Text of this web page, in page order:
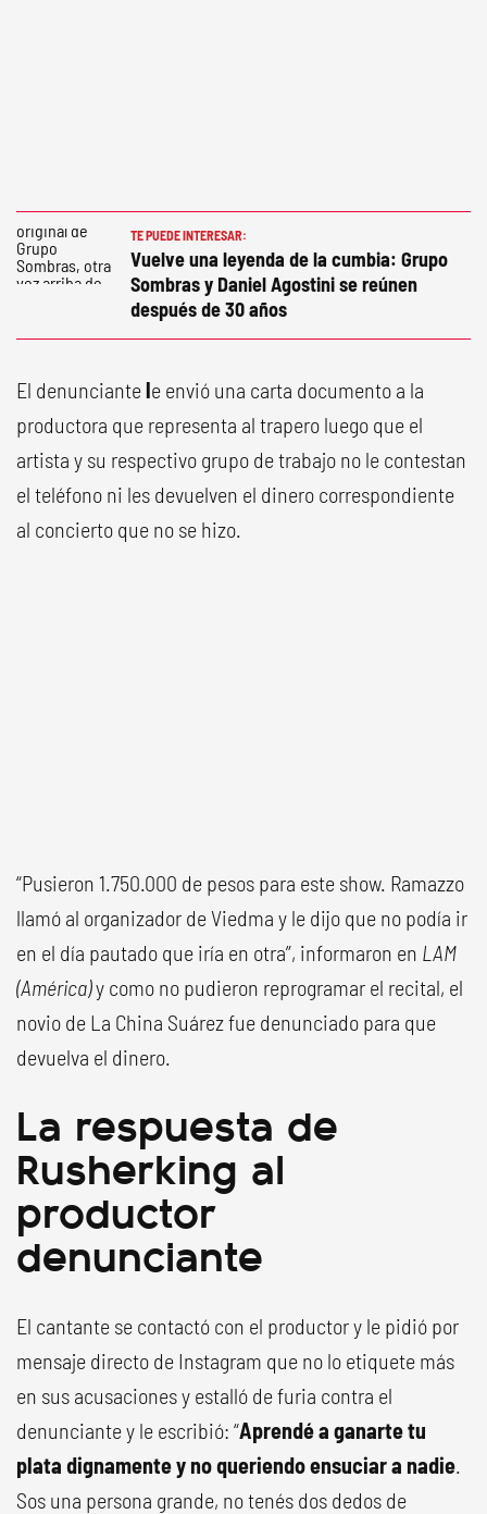
TE PUEDE INTERESAR:
Vuelve una leyenda de la cumbia: Grupo
Sombras y Daniel Agostini se reúnen
después de 30 años
El denunciantele envió una carta documento a la
productora que representa al trapero luego que el
artista y su respectivo grupo de trabajo no le contestan
el teléfono ni les devuelven el dinero correspondiente
al concierto que no se hizo.
“Pusieron 1.750.000 de pesos para este show. Ramazzo
llamó al organizador de Viedma y le dijo que no podía ir
en el día pautado que iría en otra”, informaron en LAM
(América)y como no pudieron reprogramar el recital, el
novio de La China Suárez fue denunciado para que
devuelva el dinero.
La respuesta de
Rusherking al
productor
denunciante
El cantante se contactó con el productor y le pidió por
mensaje directo de Instagram que no lo etiquete más
en sus acusaciones y estalló de furia contra el
denunciante y le escribió: “Aprendé a ganarte tu
plata dignamente y no queriendo ensuciar a nadie.
Sos una persona grande, no tenés dos dedos de